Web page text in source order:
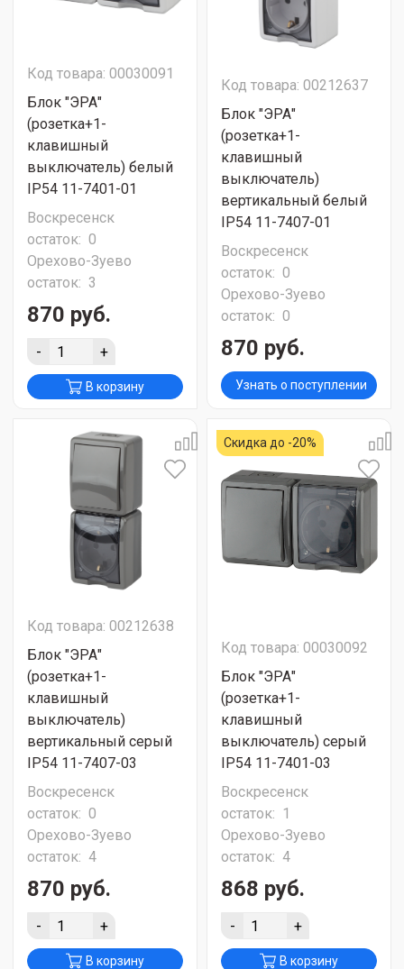
Код товара: 00030091
Блок "ЭРА"
(розетка+1-
клавишный
выключатель) белый
IP54 11-7401-01
Воскресенск
остаток: 0
Орехово-Зуево
остаток: 3
870 руб.
- +
В корзину
Код товара: 00212637
Блок "ЭРА"
(розетка+1-
клавишный
выключатель)
вертикальный белый
IP54 11-7407-01
Воскресенск
остаток: 0
Орехово-Зуево
остаток: 0
870 руб.
Узнать о поступлении
Код товара: 00212638
Блок "ЭРА"
(розетка+1-
клавишный
выключатель)
вертикальный серый
IP54 11-7407-03
Воскресенск
остаток: 0
Орехово-Зуево
остаток: 4
870 руб.
- +
В корзину
Скидка до -20%
Код товара: 00030092
Блок "ЭРА"
(розетка+1-
клавишный
выключатель) серый
IP54 11-7401-03
Воскресенск
остаток: 1
Орехово-Зуево
остаток: 4
868 руб.
- +
В корзину